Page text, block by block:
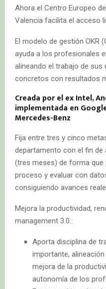
Ahora el Centro Europeo
Valencia facilita el acceso
El modelo de gestión OKR
ayuda a los profesionales
alineando el trabajo de
concretos con resultados
Creada por el ex Intel,
implementada en
Mercedes-Benz
Fija entre tres y cinco
departamento con el fin
(tres meses) de forma que
proceso y evaluar con
consiguiendo avances
Mejora la productividad,
management 3.0.:
Aporta disciplina de
importante,
mejora de la
autonomía de los